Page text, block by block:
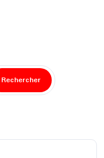
Rechercher